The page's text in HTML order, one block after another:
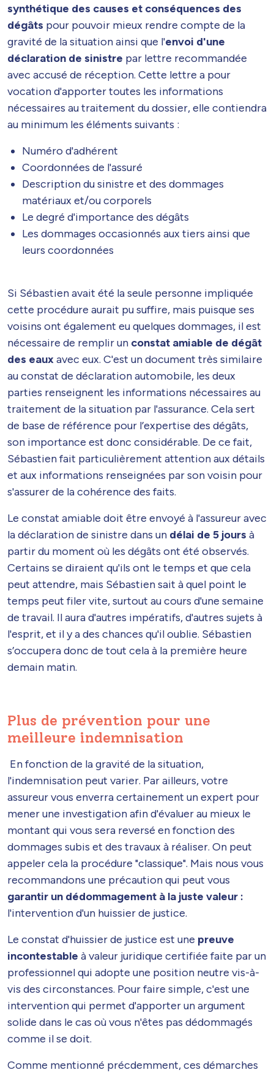
synthétique des causes et conséquences des
dégâts pour pouvoir mieux rendre compte de la
gravité de la situation ainsi que l'envoi d'une
déclaration de sinistre par lettre recommandée
avec accusé de réception. Cette lettre a pour
vocation d'apporter toutes les informations
nécessaires au traitement du dossier, elle contiendra
au minimum les éléments suivants :
Numéro d'adhérent
Coordonnées de l'assuré
Description du sinistre et des dommages
matériaux et/ou corporels
Le degré d'importance des dégâts
Les dommages occasionnés aux tiers ainsi que
leurs coordonnées
Si Sébastien avait été la seule personne impliquée
cette procédure aurait pu suffire, mais puisque ses
voisins ont également eu quelques dommages, il est
nécessaire de remplir un constat amiable de dégât
des eauxavec eux. C'est un document très similaire
au constat de déclaration automobile, les deux
parties renseignent les informations nécessaires au
traitement de la situation par l'assurance. Cela sert
de base de référence pour l’expertise des dégâts,
son importance est donc considérable. De ce fait,
Sébastien fait particulièrement attention aux détails
et aux informations renseignées par son voisin pour
s'assurer de la cohérence des faits.
Le constat amiable doit être envoyé à l'assureur avec
la déclaration de sinistre dans un délai de 5 jours à
partir du moment où les dégâts ont été observés.
Certains se diraient qu'ils ont le temps et que cela
peut attendre, mais Sébastien sait à quel point le
temps peut filer vite, surtout au cours d'une semaine
de travail. Il aura d'autres impératifs, d'autres sujets à
l'esprit, et il y a des chances qu'il oublie. Sébastien
s’occupera donc de tout cela à la première heure
demain matin.
Plus de prévention pour une
meilleure indemnisation
En fonction de la gravité de la situation,
l'indemnisation peut varier. Par ailleurs, votre
assureur vous enverra certainement un expert pour
mener une investigation afin d'évaluer au mieux le
montant qui vous sera reversé en fonction des
dommages subis et des travaux à réaliser. On peut
appeler cela la procédure "classique". Mais nous vous
recommandons une précaution qui peut vous
garantir un dédommagement à la juste valeur :
l'intervention d'un huissier de justice.
Le constat d'huissier de justice est une preuve
incontestable à valeur juridique certifiée faite par un
professionnel qui adopte une position neutre vis-à-
vis des circonstances. Pour faire simple, c'est une
intervention qui permet d'apporter un argument
solide dans le cas où vous n'êtes pas dédommagés
comme il se doit.
Comme mentionné précdemment, ces démarches